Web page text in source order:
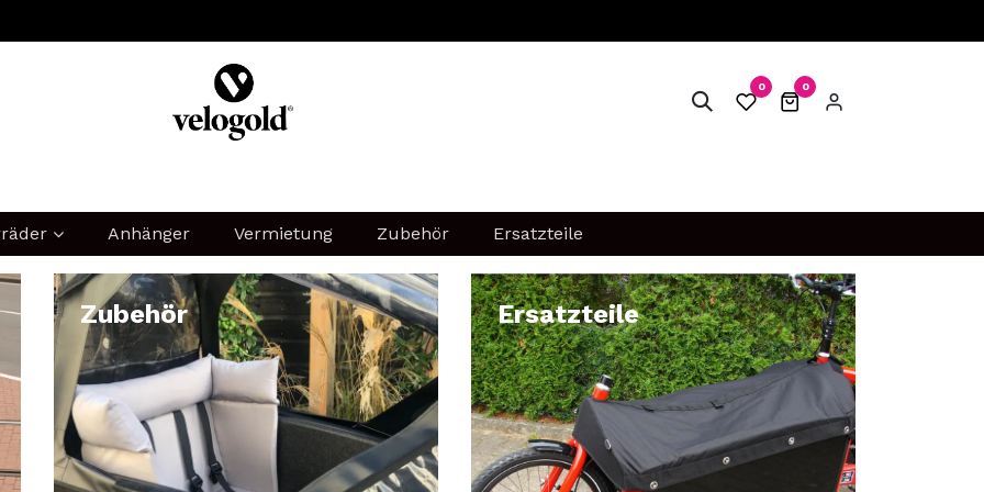
0 0
Anhänger Vermietung Zubehör Ersatzteile
für Lastenräder – online bei
Bakfiets, Urban Arrow, Muli, Yoonit &
Boxen, Kisten, Speichen & Spezialteile
Zubehör Ersatzteile